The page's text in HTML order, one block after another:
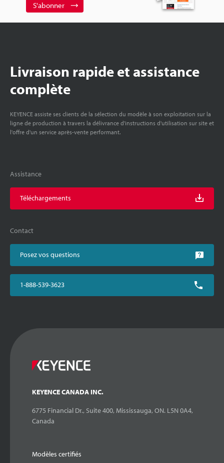
S'abonner
Livraison rapide et assistance
complète
KEYENCE assiste ses clients de la sélection du modèle à son exploitation sur la
ligne de production à travers la délivrance d'instructions d'utilisation sur site et
l'offre d'un service après-vente performant.
Assistance
Téléchargements
Contact
Posez vos questions
1-888-539-3623
KEYENCE CANADA INC.
6775 Financial Dr., Suite 400, Mississauga, ON. L5N 0A4,
Canada
Modèles certifiés